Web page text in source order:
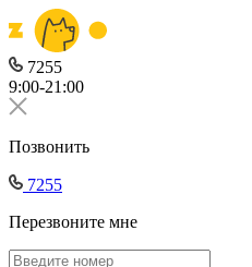
7255
9:00-21:00
Позвонить
7255
Перезвоните мне